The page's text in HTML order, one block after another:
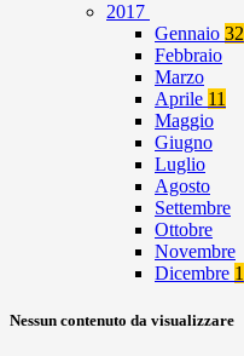
2017
Gennaio 32
Febbraio
Marzo
Aprile 11
Maggio
Giugno
Luglio
Agosto
Settembre
Ottobre
Novembre
Dicembre 1
Nessun contenuto da visualizzare